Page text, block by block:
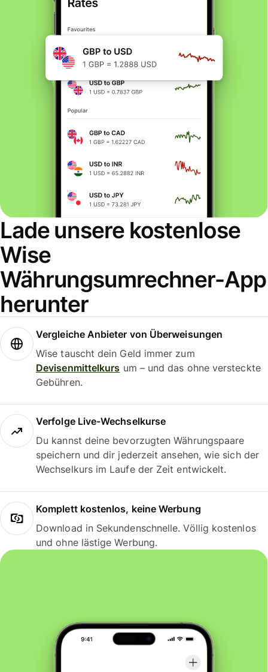
Lade unsere kostenlose
Wise
Währungsumrechner-App
herunter
Vergleiche Anbieter von Überweisungen
Wise tauscht dein Geld immer zum
Devisenmittelkurs um – und das ohne versteckte
Gebühren.
Verfolge Live-Wechselkurse
Du kannst deine bevorzugten Währungspaare
speichern und dir jederzeit ansehen, wie sich der
Wechselkurs im Laufe der Zeit entwickelt.
Komplett kostenlos, keine Werbung
Download in Sekundenschnelle. Völlig kostenlos
und ohne lästige Werbung.